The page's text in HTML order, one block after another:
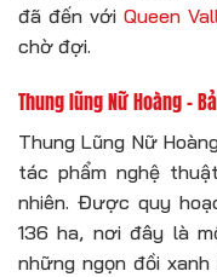
đã đến vớiQueen
chờ đợi.
Thung lũng Nữ Hoàng –
Thung Lũng Nữ
tác phẩm nghệ
nhiên. Được quy
136 ha, nơi đây là
những ngọn đồi